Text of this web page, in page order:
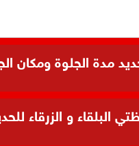
مدة الجلوة ومكان
البلقاء و الزرقاء